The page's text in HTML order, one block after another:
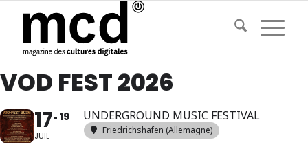
VOD FEST 2026
17
JUIL
19 UNDERGROUND MUSIC FESTIVAL
Friedrichshafen (Allemagne)